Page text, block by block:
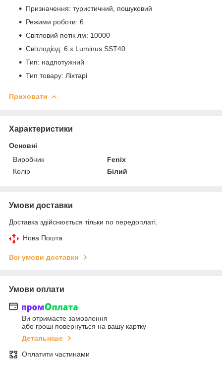
Призначення: туристичний, пошуковий
Режими роботи: 6
Світловий потік лм: 10000
Світлодіод: 6 x Luminus SST40
Тип: надпотужний
Тип товару: Ліхтарі
Приховати
Характеристики
Основні
Виробник
Fenix
Колір
Білий
Умови доставки
Доставка здійснюється тільки по передоплаті.
Нова Пошта
Всі умови доставки
Умови оплати
Ви отримаєте замовлення
або гроші повернуться на вашу картку
Детальніше
Оплатити частинами